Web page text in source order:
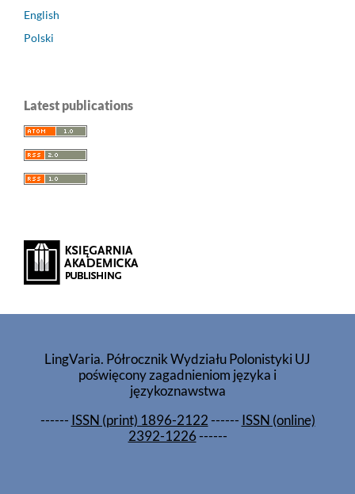
English
Polski
Latest publications
LingVaria. Półrocznik Wydziału Polonistyki UJ
poświęcony zagadnieniom języka i
językoznawstwa
------ ISSN (print) 1896-2122------ ISSN (online)
2392-1226------